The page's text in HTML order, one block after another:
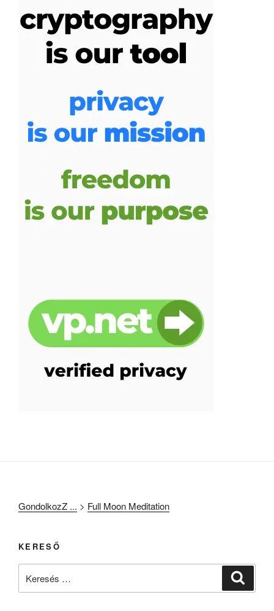
GondolkozZ ... > Full Moon Meditation
KERESŐ